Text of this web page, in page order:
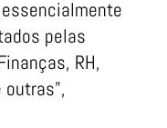
pelas
RH,